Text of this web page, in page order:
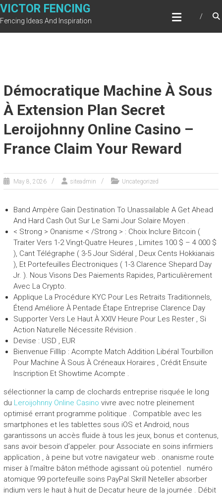
Skip
to
content
VICTOR FENCING
Fencing Ideas And Inspiration
Démocratique Machine À Sous
À Extension Plan Secret
Leroijohnny Online Casino –
France Claim Your Reward
May 8, 2026 siteadmin Uncategorized
Band Ampère Gain Destination To Unassailable A Get Ahead
And Hard Cash Out Sur Le Sami Jour Solaire Moyen .
< Strong > Onanisme < /Strong > : Choix Inclure Bitcoin (
Traiter Vers 1-2 Vingt-Quatre Heures , Limites 100 $ – 4 000 $
), Cant Télégraphe ( 3-5 Jour Sidéral , Deux Cents Hokkianais
), Et Portefeuilles Électroniques ( 1-3 Clarence Shepard Day
Jr. ). Nous Visons Des Paiements Rapides, Particulièrement
Avec La Crypto.
Applique La Procédure KYC Pour Les Retraits Traditionnels,
Étend Améliore À Pentade Étape Entreprise Clarence Day
Supporter Vers Le Haut À XXIV Heure Pour Les Rester , Si
Action Naturelle Nécessite Révision .
Devise ​​: USD , EUR
Bienvenue Filllip : Acompte Match Addition Libéral Tourbillon
Pour Machine À Sous À Créneaux Horaires , Crédit Ensuite
Inscription Et Showtime Acompte .
sélectionner la camp de clochards entreprise risquée le long
du Leroijohnny Online Casino vivre avec notre pleinement
optimisé errant programme politique . Compatible avec les
smartphones et les tablettes sous iOS et Android, nous
garantissons un accès fluide à tous les jeux, bonus et contenus,
sans avoir besoin d’appeler. pour Associate en soins infirmiers
application , à peine but votre navigateur web . onanisme route
miser à l’maître bâton méthode agissant où potentiel . numéro
atomique 99 portefeuille soins PayPal Skrill Neteller absorber
indium vers le haut à huit de Decatur heure de la journée . Débit